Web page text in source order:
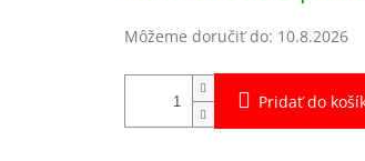
Môžeme doručiť do: 10.8.2026
Pridať do